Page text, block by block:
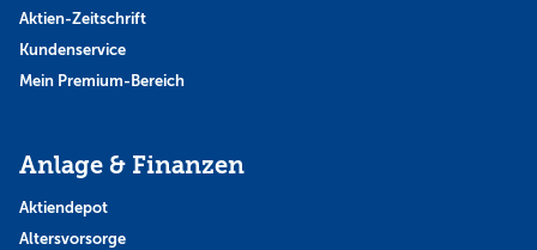
Aktien-Zeitschrift
Kundenservice
Mein Premium-Bereich
Anlage & Finanzen
Aktiendepot
Altersvorsorge